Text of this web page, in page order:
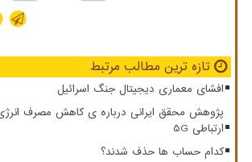
تازه ترین مطالب مرتبط
افشای معماری دیجیتال جنگ اسرائیل
پژوهش محقق ایرانی درباره ی کاهش مصرف
ارتباطی 5G
کدام حساب ها حذف شدند؟